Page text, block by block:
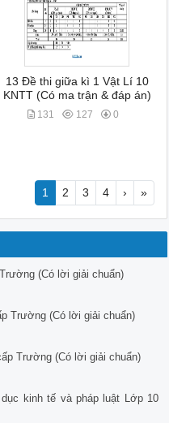
13 Đề thi giữa kì 1 Vật Lí 10
KNTT (Có ma trận & đáp án)
131 127 0
1 2 3 4 › »
(Có lời giải chuẩn)
Trường (Có lời giải chuẩn)
Trường (Có lời giải chuẩn)
kinh tế và pháp luật Lớp 10